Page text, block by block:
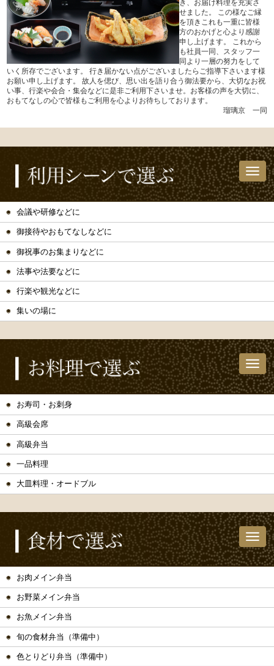
き、お届け料理を充実さ
せました。 この様なご縁
を頂きこれも一重に皆様
方のおかげと心より感謝
申し上げます。 これから
も社員一同、スタッフ一
同より一層の努力をして
いく所存でございます。 行き届かない点がございましたらご指導下さいます様
お願い申し上げます。 故人を偲び、思い出を語り合う御法要から、大切なお祝
い事、行楽や会合・集会などに是非ご利用下さいませ。お客様の声を大切に、
おもてなしの心で皆様もご利用を心よりお待ちしております。
瑠璃京 一同
会議や研修などに
御接待やおもてなしなどに
御祝事のお集まりなどに
法事や法要などに
行楽や観光などに
集いの場に
お寿司・お刺身
高級会席
高級弁当
一品料理
大皿料理・オードブル
お肉メイン弁当
お野菜メイン弁当
お魚メイン弁当
旬の食材弁当（準備中）
色とりどり弁当（準備中）